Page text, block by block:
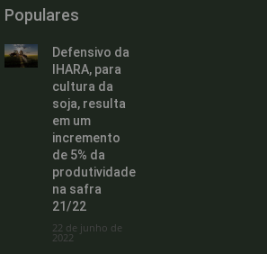
Populares
Defensivo da
IHARA, para
cultura da
soja, resulta
em um
incremento
de 5% da
produtividade
na safra
21/22
22 de junho de
2022